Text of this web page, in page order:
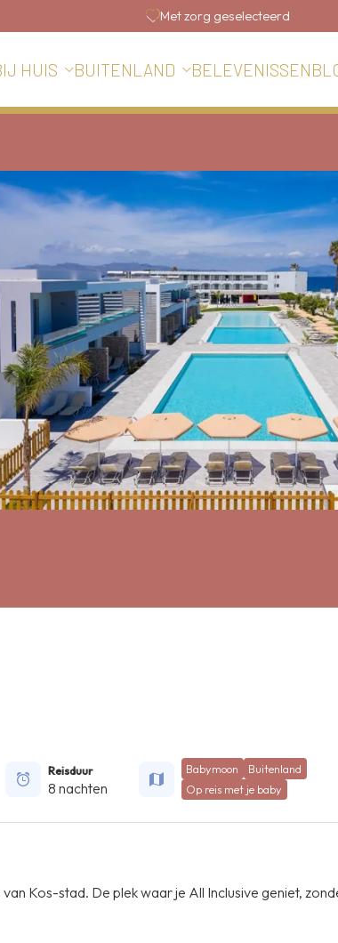
Met zorg geselecteerd
HUIS BUITENLAND BELEVENISSEN
Reisduur
8 nachten
Babymoon
Buitenland
Op reis met je baby
Kos-stad. De plek waar je All Inclusive geniet,